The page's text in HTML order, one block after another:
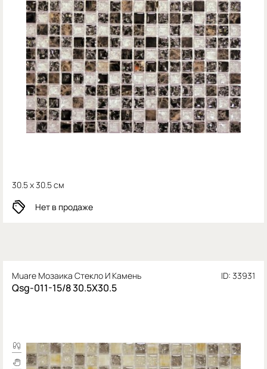
30.5 x 30.5 см
Нет в продаже
Muare Мозаика Стекло И Камень ID: 33931
Qsg-011-15/8 30.5X30.5